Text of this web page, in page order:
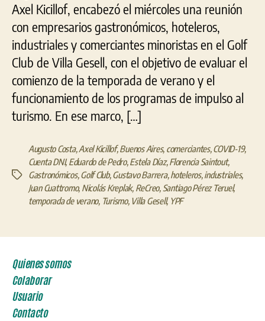
Axel Kicillof, encabezó el miércoles una reunión
con empresarios gastronómicos, hoteleros,
industriales y comerciantes minoristas en el Golf
Club de Villa Gesell, con el objetivo de evaluar el
comienzo de la temporada de verano y el
funcionamiento de los programas de impulso al
turismo. En ese marco, […]
Etiquetas
Augusto Costa,Axel Kicillof,Buenos Aires, comerciantes,COVID-19,
Cuenta DNI, Eduardo de Pedro,Estela Díaz,Florencia Saintout,
Gastronómicos,Golf Club,Gustavo Barrera,hoteleros,industriales,
Juan Cuattromo, Nicolás Kreplak, ReCreo, Santiago Pérez Teruel,
temporada de verano, Turismo, Villa Gesell, YPF
Quienes somos
Colaborar
Usuario
Contacto